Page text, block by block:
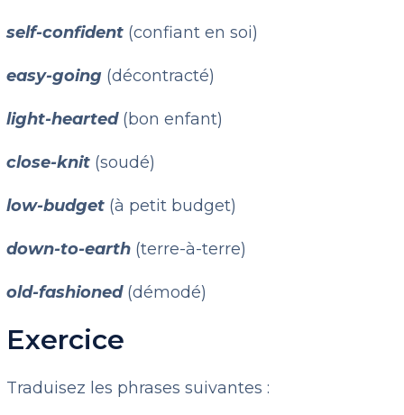
self-confident (confiant en soi)
easy-going (décontracté)
light-hearted(bon enfant)
close-knit (soudé)
low-budget (à petit budget)
down-to-earth (terre-à-terre)
old-fashioned(démodé)
Exercice
Traduisez les phrases suivantes :